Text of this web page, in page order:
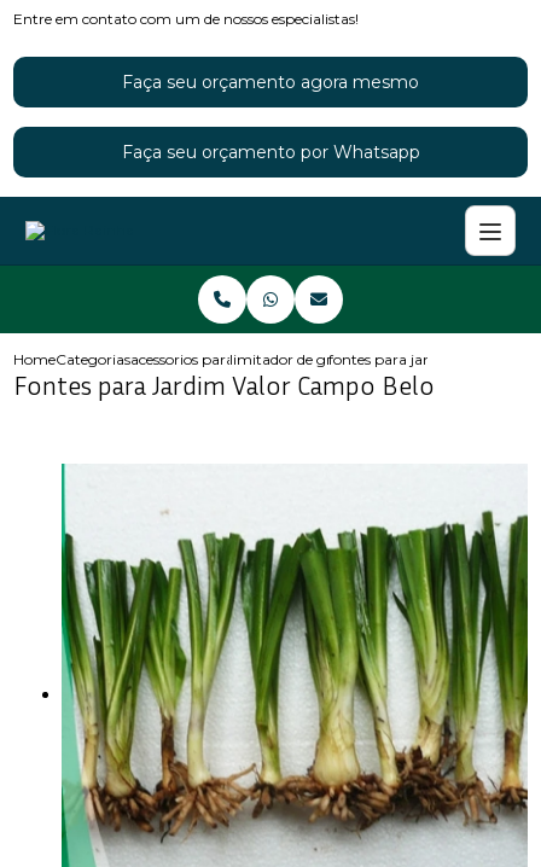
Entre em contato com um de nossos especialistas!
Faça seu orçamento agora mesmo
Faça seu orçamento por Whatsapp
HomeCategoriasacessorios para jardinslimitador de grama para jardim
fontes para jardim valor
Fontes para Jardim Valor Campo Belo